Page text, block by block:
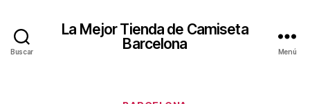
Buscar
La Mejor Tienda de Camiseta
Barcelona
Menú